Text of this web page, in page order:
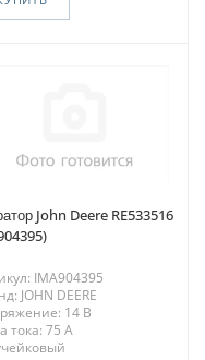
John Deere RE533516
IMA904395
JOHN DEERE
14 В
тока: 75 A